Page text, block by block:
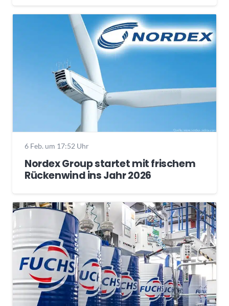
6 Feb. um 17:52 Uhr
Nordex Group startet mit frischem
Rückenwind ins Jahr 2026